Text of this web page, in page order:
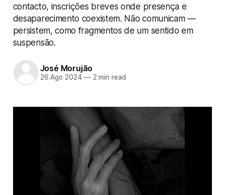
contacto, inscrições breves onde presença e
desaparecimento coexistem. Não comunicam —
persistem, como fragmentos de um sentido em
suspensão.
José Morujão
26 Ago 2024 —2 min read